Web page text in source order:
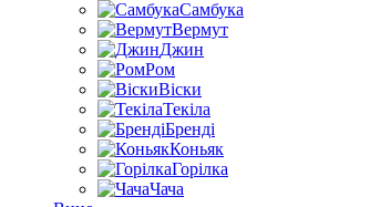
Самбука
Вермут
Джин
Ром
Віски
Текіла
Бренді
Коньяк
Горілка
Чача